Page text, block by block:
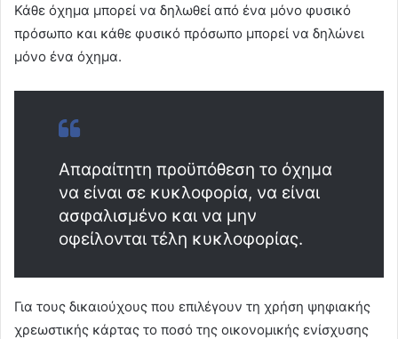
Κάθε όχημα μπορεί να δηλωθεί από ένα μόνο φυσικό
πρόσωπο και κάθε φυσικό πρόσωπο μπορεί να δηλώνει
μόνο ένα όχημα.
Απαραίτητη προϋπόθεση το όχημα
να είναι σε κυκλοφορία, να είναι
ασφαλισμένο και να μην
οφείλονται τέλη κυκλοφορίας.
Για τους δικαιούχους που επιλέγουν τη χρήση ψηφιακής
χρεωστικής κάρτας το ποσό της οικονομικής ενίσχυσης